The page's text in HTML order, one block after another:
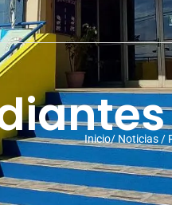
Inicio/ Noticias /